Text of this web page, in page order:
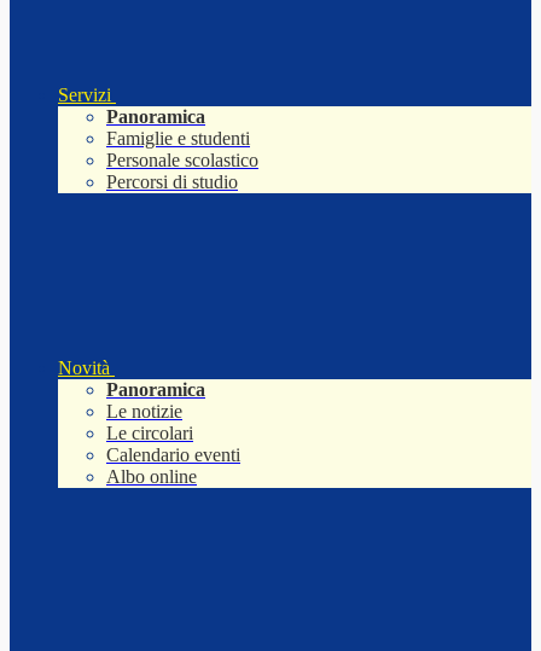
Servizi
Panoramica
Famiglie e studenti
Personale scolastico
Percorsi di studio
Novità
Panoramica
Le notizie
Le circolari
Calendario eventi
Albo online